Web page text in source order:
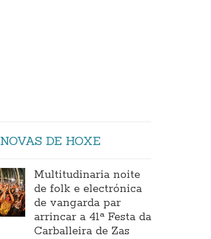
NOVAS DE HOXE
Multitudinaria noite
de folk e electrónica
de vangarda par
arrincar a 41ª Festa da
Carballeira de Zas